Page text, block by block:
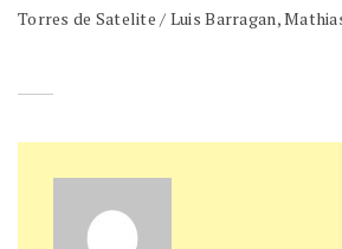
Torres de Satelite / Luis Barragan,